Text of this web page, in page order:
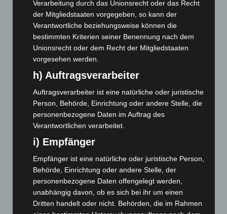
Februar 2026(109)
Januar 2026(122)
Dezember 2025(103)
November 2025(114)
Oktober 2025(112)
September 2025(93)
August 2025 (90)
Juli 2025(90)
Juni 2025(103)
April 2025(88)
März 2025(111)
Februar 2025 (96)
Verarbeitung durch das Unionsrecht oder das Recht
der Mitgliedstaaten vorgegeben, so kann der
Verantwortliche beziehungsweise können die
bestimmten Kriterien seiner Benennung nach dem
Unionsrecht oder dem Recht der Mitgliedstaaten
vorgesehen werden.
h) Auftragsverarbeiter
Auftragsverarbeiter ist eine natürliche oder juristische
Person, Behörde, Einrichtung oder andere Stelle, die
personenbezogene Daten im Auftrag des
Verantwortlichen verarbeitet.
i) Empfänger
Empfänger ist eine natürliche oder juristische Person,
Behörde, Einrichtung oder andere Stelle, der
personenbezogene Daten offengelegt werden,
unabhängig davon, ob es sich bei ihr um einen
Dritten handelt oder nicht. Behörden, die im Rahmen